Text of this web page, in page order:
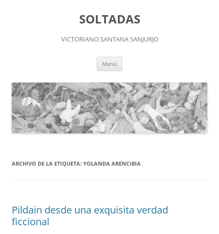
SOLTADAS
VICTORIANO SANTANA SANJURJO
Menú
ARCHIVO DE LA ETIQUETA: YOLANDA ARENCIBIA
Pildain desde una exquisita verdad
ficcional